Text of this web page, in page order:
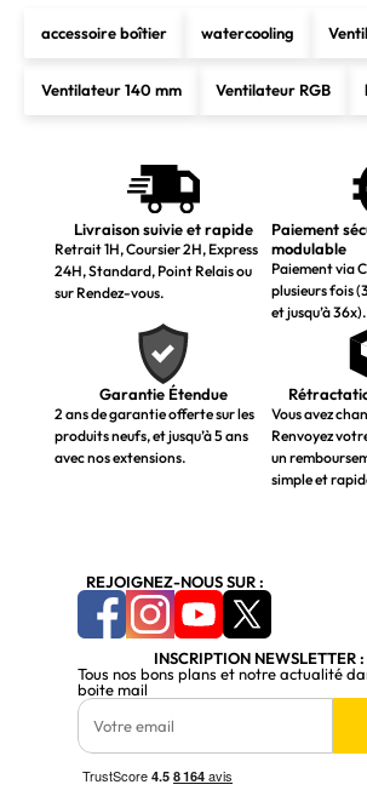
accessoire boîtier watercooling
Ventilateur 140 mm Ventilateur RGB
Livraison suivie et rapide
Retrait 1H, Coursier 2H, Express
24H, Standard, Point Relais ou
sur Rendez-vous.
Paiement
modulable
Paiement via
plusieurs fois
et jusqu’à 36x).
Garantie Étendue
2 ans de garantie offerte sur les
produits neufs, et jusqu’à 5 ans
avec nos extensions.
Vous avez
Renvoyez
un
simple et
REJOIGNEZ-NOUS SUR :
INSCRIPTION NEWSLETTER :
Tous nos bons plans et notre actualité
boite mail